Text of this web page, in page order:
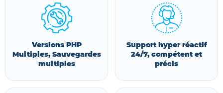
Versions PHP
Multiples, Sauvegardes
multiples
Support hyper réactif
24/7, compétent et
précis